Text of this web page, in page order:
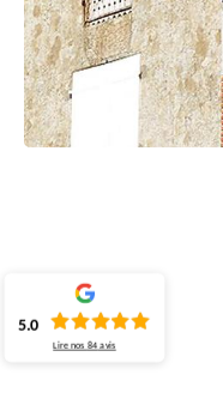
5.0
Lire nos84 avis